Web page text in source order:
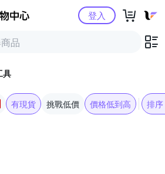
Yahoo購物中心登入
具
有現貨 挑戰低價 價格低到高 排序